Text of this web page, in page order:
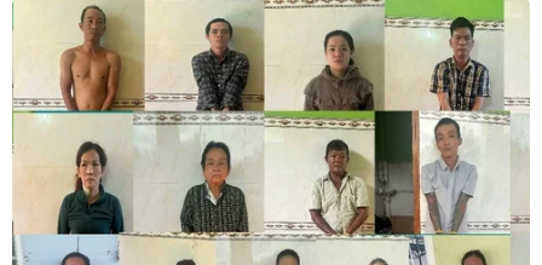
Đại sứ Đoàn Xuân Hưng đề nghị Chính phủ
Nhật Bản nới lỏng các quy định về visa để tạo
điều kiện cho người dân Việt Nam đến thăm
Nhật Bản.
Đại sứ cũng hy vọng việc Hãng hàng không
quốc gia Việt Nam tăng thêm hai đường bay đến